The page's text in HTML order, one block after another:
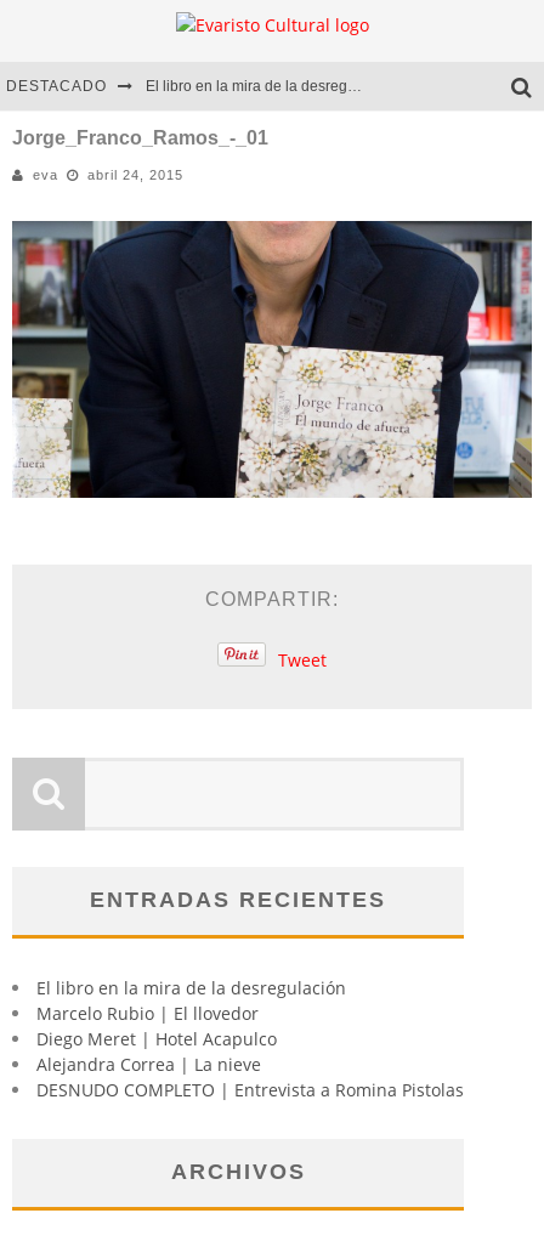
DESTACADO El libro en la mira de la desregulación
Marcelo Rubio | El llovedor
Diego Meret | Hotel Acapulco
Alejandra Correa | La nieve
Jorge_Franco_Ramos_-_01
eva abril 24, 2015
COMPARTIR:
Tweet
ENTRADAS RECIENTES
El libro en la mira de la desregulación
Marcelo Rubio | El llovedor
Diego Meret | Hotel Acapulco
Alejandra Correa | La nieve
DESNUDO COMPLETO | Entrevista a Romina Pistolas
ARCHIVOS